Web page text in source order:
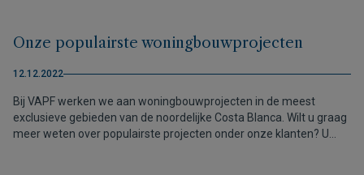
Onze populairste woningbouwprojecten
12.12.2022
Bij VAPF werken we aan woningbouwprojecten in de meest
exclusieve gebieden van de noordelijke Costa Blanca. Wilt u graag
meer weten over populairste projecten onder onze klanten? U